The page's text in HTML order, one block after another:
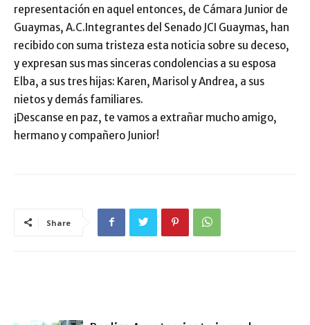
representación en aquel entonces, de Cámara Junior de
Guaymas, A.C.Integrantes del Senado JCI Guaymas, han
recibido con suma tristeza esta noticia sobre su deceso,
y expresan sus mas sinceras condolencias a su esposa
Elba, a sus tres hijas: Karen, Marisol y Andrea, a sus
nietos y demás familiares.
¡Descanse en paz, te vamos a extrañar mucho amigo,
hermano y compañero Junior!
Share